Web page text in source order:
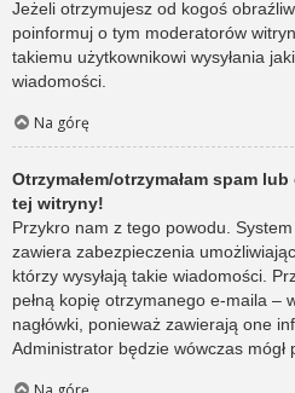
Jeżeli otrzymujesz od kogoś
poinformuj o tym moderatorów
takiemu użytkownikowi wysyłania
wiadomości.
Na górę
Otrzymałem/otrzymałam spam
tej witryny!
Przykro nam z tego powodu.
zawiera zabezpieczenia
którzy wysyłają takie wiadomości.
pełną kopię otrzymanego e-maila –
nagłówki, ponieważ zawierają one
Administrator będzie wówczas mógł